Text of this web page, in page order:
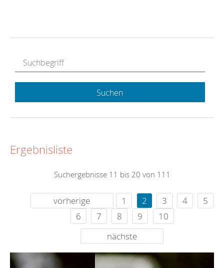
Suchen
Ergebnisliste
Suchergebnisse 11 bis 20 von 111
vorherige 1 2 3 4
5
6
7 8 9
10
nächste